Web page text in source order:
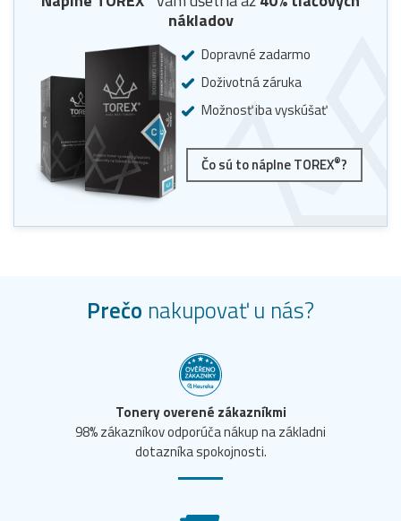
nákladov
Dopravné zadarmo
Doživotná záruka
Možnosť iba vyskúšať
Čo sú to náplne TOREX®?
Prečo nakupovať u nás?
Tonery overené zákazníkmi
98% zákazníkov odporúča nákup na základni
dotazníka spokojnosti.